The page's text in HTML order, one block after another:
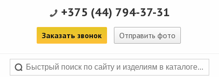
+375 (44) 794-37-31
Заказать звонок Отправить фото